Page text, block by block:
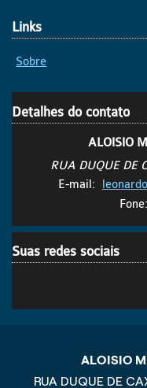
Links
Sobre
Detalhes do contato
ALOISIO
RUA DUQUE DE
E-mail:
Fone:
Suas redes sociais
ALOISIO
RUA DUQUE DE